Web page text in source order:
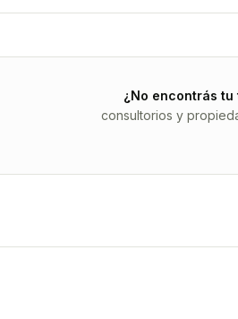
¿No encontrás
consultorios y